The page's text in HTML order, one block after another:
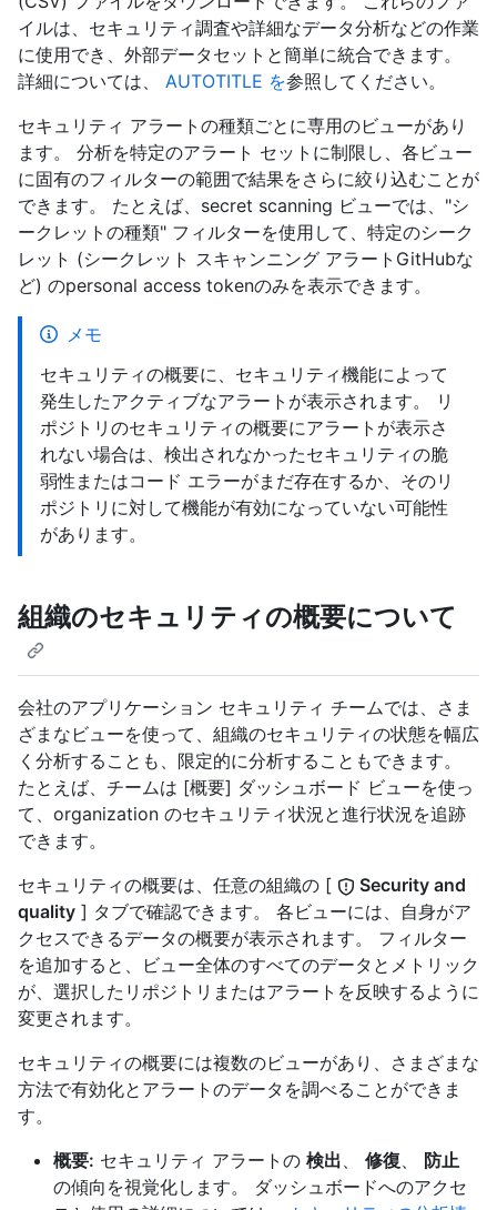
イルは、セキュリティ調査や詳細なデータ分析などの作業
に使用でき、外部データセットと簡単に統合できます。
詳細については、 AUTOTITLE を参照してください。
セキュリティ アラートの種類ごとに専用のビューがあり
ます。 分析を特定のアラート セットに制限し、各ビュー
に固有のフィルターの範囲で結果をさらに絞り込むことが
できます。 たとえば、secret scanning ビューでは、"シ
ークレットの種類" フィルターを使用して、特定のシーク
レット (シークレット スキャンニング アラートGitHubな
ど) のpersonal access tokenのみを表示できます。
メモ
セキュリティの概要に、セキュリティ機能によって
発生したアクティブなアラートが表示されます。 リ
ポジトリのセキュリティの概要にアラートが表示さ
れない場合は、検出されなかったセキュリティの脆
弱性またはコード エラーがまだ存在するか、そのリ
ポジトリに対して機能が有効になっていない可能性
があります。
組織のセキュリティの概要について
会社のアプリケーション セキュリティ チームでは、さま
ざまなビューを使って、組織のセキュリティの状態を幅広
く分析することも、限定的に分析することもできます。
たとえば、チームは [概要] ダッシュボード ビューを使っ
て、organization のセキュリティ状況と進行状況を追跡
できます。
セキュリティの概要は、任意の組織の [
Security and
quality ] タブで確認できます。 各ビューには、自身がア
クセスできるデータの概要が表示されます。 フィルター
を追加すると、ビュー全体のすべてのデータとメトリック
が、選択したリポジトリまたはアラートを反映するように
変更されます。
セキュリティの概要には複数のビューがあり、さまざまな
方法で有効化とアラートのデータを調べることができま
す。
概要: セキュリティ アラートの 検出、 修復、 防止
の傾向を視覚化します。 ダッシュボードへのアクセ